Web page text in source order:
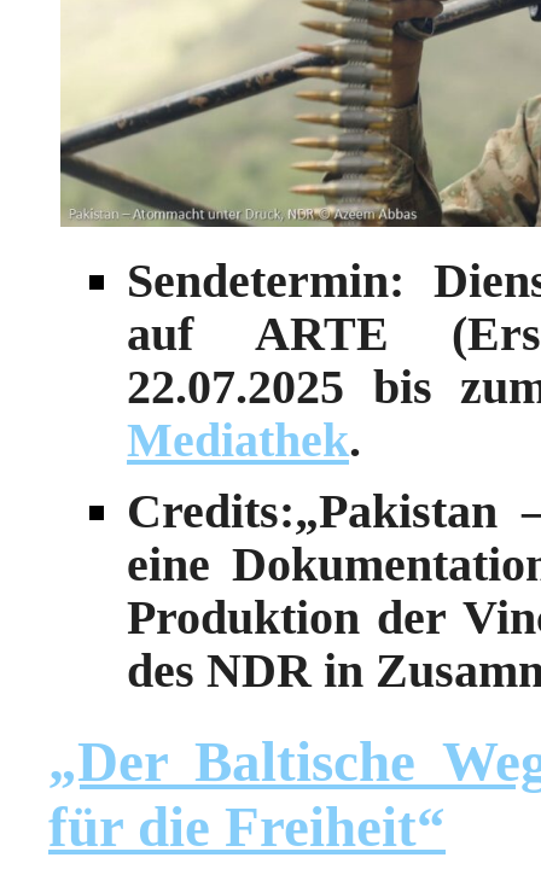
Sendetermin:
auf ARTE
22.07.2025 bis
Mediathek.
Credits:„Pakistan
eine
Produktion der
des NDR in
„Der Baltische
für die Freiheit“